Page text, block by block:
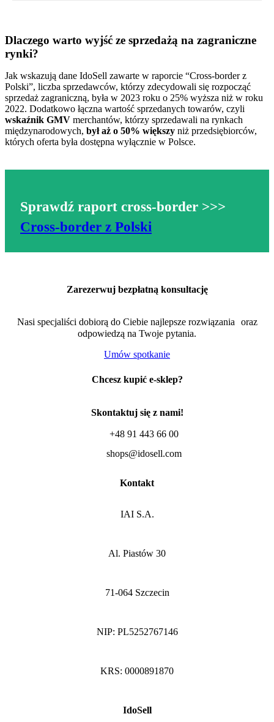
Dlaczego warto wyjść ze sprzedażą na zagraniczne
rynki?
Jak wskazują dane IdoSell zawarte w raporcie “Cross-border z
Polski”, liczba sprzedawców, którzy zdecydowali się rozpocząć
sprzedaż zagraniczną, była w 2023 roku o 25% wyższa niż w roku
2022. Dodatkowo łączna wartość sprzedanych towarów, czyli
wskaźnik GMV merchantów, którzy sprzedawali na rynkach
międzynarodowych, był aż o 50% większy niż przedsiębiorców,
których oferta była dostępna wyłącznie w Polsce.
Sprawdź raport cross-border >>>
Cross-border z Polski
Zarezerwuj bezpłatną konsultację
Nasi specjaliści dobiorą do Ciebie najlepsze rozwiązania oraz
odpowiedzą na Twoje pytania.
Umów spotkanie
Chcesz kupić e-sklep?
Skontaktuj się z nami!
+48 91 443 66 00
shops@idosell.com
Kontakt
IAI S.A.
Al. Piastów 30
71-064 Szczecin
NIP: PL5252767146
KRS: 0000891870
IdoSell